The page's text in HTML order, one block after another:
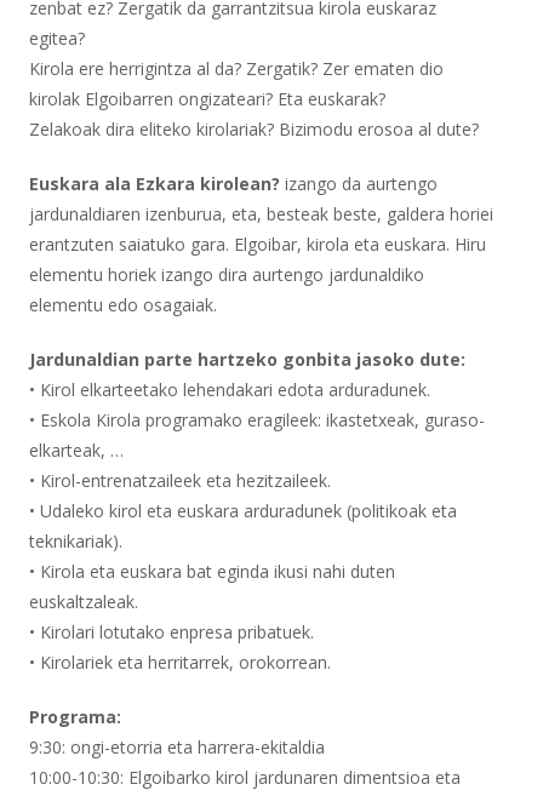
zenbat ez? Zergatik da garrantzitsua kirola euskaraz
egitea?
Kirola ere herrigintza al da? Zergatik? Zer ematen dio
kirolak Elgoibarren ongizateari? Eta euskarak?
Zelakoak dira eliteko kirolariak? Bizimodu erosoa al dute?
Euskara ala Ezkara kirolean? izango da aurtengo
jardunaldiaren izenburua, eta, besteak beste, galdera horiei
erantzuten saiatuko gara. Elgoibar, kirola eta euskara. Hiru
elementu horiek izango dira aurtengo jardunaldiko
elementu edo osagaiak.
Jardunaldian parte hartzeko gonbita jasoko dute:
• Kirol elkarteetako lehendakari edota arduradunek.
• Eskola Kirola programako eragileek: ikastetxeak, guraso-
elkarteak, …
• Kirol-entrenatzaileek eta hezitzaileek.
• Udaleko kirol eta euskara arduradunek (politikoak eta
teknikariak).
• Kirola eta euskara bat eginda ikusi nahi duten
euskaltzaleak.
• Kirolari lotutako enpresa pribatuek.
• Kirolariek eta herritarrek, orokorrean.
Programa:
9:30: ongi-etorria eta harrera-ekitaldia
10:00-10:30: Elgoibarko kirol jardunaren dimentsioa eta